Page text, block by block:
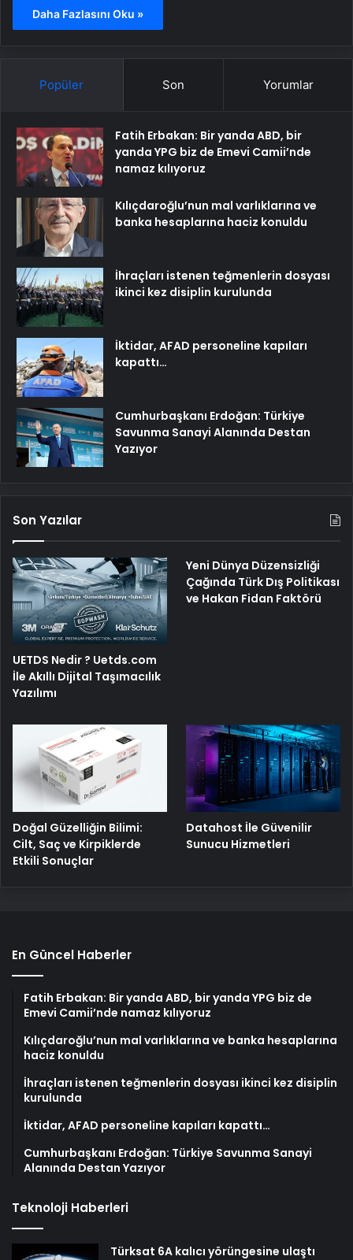
Daha Fazlasını Oku »
Popüler Son Yorumlar
Fatih Erbakan: Bir yanda ABD, bir
yanda YPG biz de Emevi Camii’nde
namaz kılıyoruz
Kılıçdaroğlu’nun mal varlıklarına ve
banka hesaplarına haciz konuldu
İhraçları istenen teğmenlerin dosyası
ikinci kez disiplin kurulunda
İktidar, AFAD personeline kapıları
kapattı…
Cumhurbaşkanı Erdoğan: Türkiye
Savunma Sanayi Alanında Destan
Yazıyor
Son Yazılar
UETDS Nedir ? Uetds.com
İle Akıllı Dijital Taşımacılık
Yazılımı
Yeni Dünya Düzensizliği
Çağında Türk Dış Politikası
ve Hakan Fidan Faktörü
Doğal Güzelliğin Bilimi:
Cilt, Saç ve Kirpiklerde
Etkili Sonuçlar
Datahost İle Güvenilir
Sunucu Hizmetleri
En Güncel Haberler
Fatih Erbakan: Bir yanda ABD, bir yanda YPG biz de
Emevi Camii’nde namaz kılıyoruz
Kılıçdaroğlu’nun mal varlıklarına ve banka hesaplarına
haciz konuldu
İhraçları istenen teğmenlerin dosyası ikinci kez disiplin
kurulunda
İktidar, AFAD personeline kapıları kapattı…
Cumhurbaşkanı Erdoğan: Türkiye Savunma Sanayi
Alanında Destan Yazıyor
Teknoloji Haberleri
Türksat 6A kalıcı yörüngesine ulaştı